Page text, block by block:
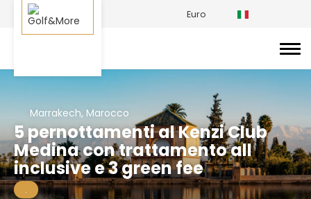
Euro
Marrakech, Marocco
5 pernottamenti al Kenzi Club
Medina con trattamento all
inclusive e 3 green fee
.